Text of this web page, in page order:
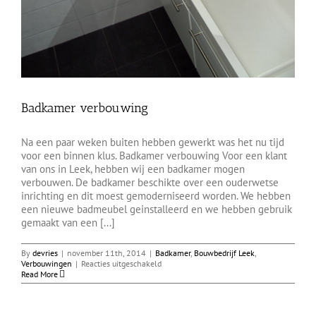
Badkamer verbouwing
Na een paar weken buiten hebben gewerkt was het nu tijd
voor een binnen klus. Badkamer verbouwing Voor een klant
van ons in Leek, hebben wij een badkamer mogen
verbouwen. De badkamer beschikte over een ouderwetse
inrichting en dit moest gemoderniseerd worden. We hebben
een nieuwe badmeubel geinstalleerd en we hebben gebruik
gemaakt van een [...]
By devries | november 11th, 2014 | Badkamer, Bouwbedrijf Leek,
Verbouwingen | Reacties uitgeschakeldvoor
verbouwing
Read More